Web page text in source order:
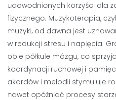
udowodnionych korzyści dla
fizycznego. Muzykoterapia,
muzyki, od dawna jest
w redukcji stresu i napięcia.
obie półkule mózgu, co
koordynacji ruchowej i
akordów i melodii stymuluje
nawet opóźniać procesy